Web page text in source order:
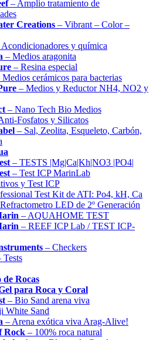
– Amplio tratamiento de
Creations – Vibrant – Color –
Acondicionadores y química
– Medios aragonita
– Resina especial
Medios cerámicos para bacterias
– Medios y Reductor NH4, NO2 y
– Nano Tech Bio Medios
Fosfatos y Silicatos
– Sal, Zeolita, Esqueleto, Carbón,
– TESTS |Mg|Ca|Kh|NO3 |PO4|
– Test ICP MarinLab
y Test ICP
Test Kit de ATI: Po4, kH, Ca
LED de 2º Generación
– AQUAHOME TEST
– REEF ICP Lab / TEST ICP-
– Checkers
Tests
de Rocas
para Roca y Coral
– Bio Sand arena viva
White Sand
– Arena exótica viva Arag-Alive!
Rock – 100% roca natural